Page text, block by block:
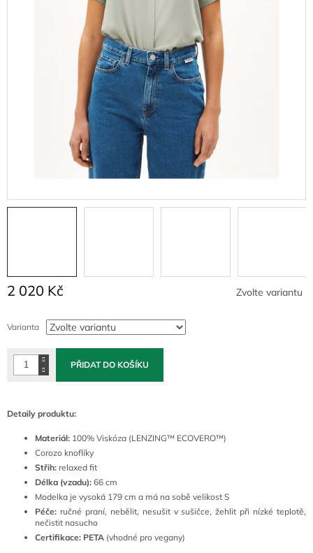
2 020 Kč
cena:
Zvolte variantu
Varianta
PŘIDAT DO KOŠÍKU
Detaily produktu:
Materiál: 100% Viskóza (LENZING™ ECOVERO™)
Corozo knoflíky
Střih: relaxed fit
Délka (vzadu): 66 cm
Modelka je vysoká 179 cm a má na sobě velikost S
Péče: ručné praní, nebělit, nesušit v sušičce, žehlit při nízké teplotě,
nečistit nasucho
Certifikace: PETA (vhodné pro vegany)